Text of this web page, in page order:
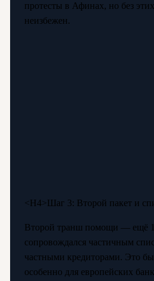
протесты в Афинах, но без
неизбежен.
<Н4>Шаг 3: Второй пакет и
Второй транш помощи — ещё
сопровождался частичным
частными кредиторами. Это
особенно для европейских